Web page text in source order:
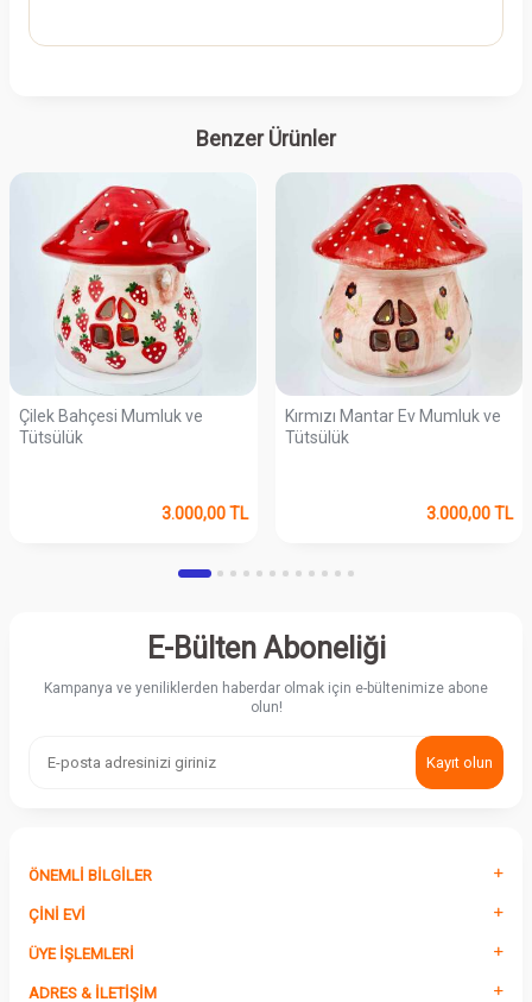
Benzer Ürünler
Çilek Bahçesi Mumluk ve
Tütsülük
3.000,00TL
Kırmızı Mantar Ev Mumluk ve
Tütsülük
3.000,00TL
E-Bülten Aboneliği
Kampanya ve yeniliklerden haberdar olmak için e-bültenimize abone
olun!
Kayıt olun
ÖNEMLI BILGILER
ÇINI EVI
ÜYE İŞLEMLERI
ADRES & İLETIŞIM